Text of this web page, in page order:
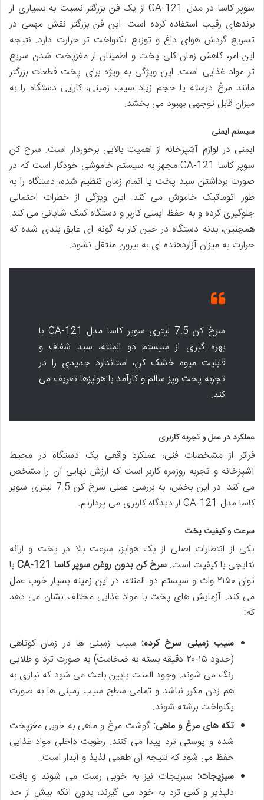
سوپر کاسا در مدل CA-121 از یک فن بزرگتر نسبت به بسیاری از
برندهای رقیب استفاده کرده است. این فن بزرگتر نقش مهمی در
تسریع گردش هوای داغ و توزیع یکنواخت تر حرارت دارد. نتیجه
این امر، کاهش زمان کلی پخت و اطمینان از مغزپخت شدن سریع
تر مواد غذایی است. این ویژگی به ویژه برای پخت قطعات بزرگتر
مانند مرغ درسته یا حجم زیاد سیب زمینی، کارایی دستگاه را به
میزان قابل توجهی بهبود می بخشد.
سیستم ایمنی
ایمنی در لوازم آشپزخانه از اهمیت بالایی برخوردار است. سرخ کن
سوپر کاسا CA-121 مجهز به سیستم خاموشی خودکار است که در
صورت برداشتن سبد پخت یا اتمام زمان تنظیم شده، دستگاه را به
طور اتوماتیک خاموش می کند. این ویژگی از خطرات احتمالی
جلوگیری کرده و به حفظ ایمنی کاربر و دستگاه کمک شایانی می کند.
همچنین، بدنه دستگاه در حین کار به گونه ای عایق بندی شده که
حرارت به میزان آزاردهنده ای به بیرون منتقل نشود.
سرخ کن 7.5 لیتری سوپر کاسا مدل CA-121 با
بهره گیری از سیستم دو المنته، سبد شفاف و
قابلیت میوه خشک کن، استاندارد جدیدی را در
تجربه پخت وپز سالم و کارآمد با هواپزها تعریف می
کند.
عملکرد در عمل و تجربه کاربری
فراتر از مشخصات فنی، عملکرد واقعی یک دستگاه در محیط
آشپزخانه و تجربه روزمره کاربر است که ارزش نهایی آن را مشخص
می کند. در این بخش، به بررسی عملی سرخ کن 7.5 لیتری سوپر
کاسا مدل CA-121 از دیدگاه کاربری می پردازیم.
سرعت و کیفیت پخت
یکی از انتظارات اصلی از یک هواپز، سرعت بالا در پخت و ارائه
نتایجی با کیفیت است.سرخ کن بدون روغن سوپر کاسا CA-121
با
توان ۲۱۵۰ وات و سیستم دو المنته، در این زمینه بسیار خوب عمل
می کند. آزمایش های پخت با مواد غذایی مختلف نشان می دهد
که:
سیب زمینی سرخ کرده: سیب زمینی ها در زمان کوتاهی
(حدود ۱۵-۲۰ دقیقه بسته به ضخامت) به صورت ترد و طلایی
رنگ می شوند. وجود المنت پایین باعث می شود که نیازی به
هم زدن مکرر نباشد و تمامی سطح سیب زمینی ها به صورت
یکنواخت برشته شوند.
تکه های مرغ و ماهی: گوشت مرغ و ماهی به خوبی مغزپخت
شده و پوستی ترد پیدا می کنند. رطوبت داخلی مواد غذایی
حفظ می شود که نتیجه آن طعمی لذیذ و آبدار است.
سبزیجات: سبزیجات نیز به خوبی رست می شوند و بافت
دلپذیر و کمی ترد به خود می گیرند، بدون آنکه بیش از حد